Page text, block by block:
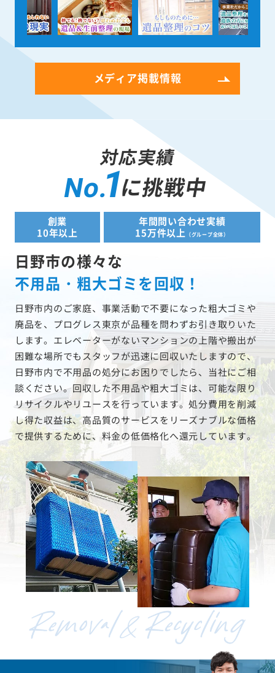
メディア掲載情報
対応実績
No.1に挑戦中
創業
10年以上
年間問い合わせ実績
15万件以上
（グループ全体）
日野市の様々な
不用品・粗大ゴミを回収！
日野市内のご家庭、事業活動で不要になった粗大ゴミや
廃品を、プログレス東京が品種を問わずお引き取りいた
します。エレベーターがないマンションの上階や搬出が
困難な場所でもスタッフが迅速に回収いたしますので、
日野市内で不用品の処分にお困りでしたら、当社にご相
談ください。回収した不用品や粗大ゴミは、可能な限り
リサイクルやリユースを行っています。処分費用を削減
し得た収益は、高品質のサービスをリーズナブルな価格
で提供するために、料金の低価格化へ還元しています。